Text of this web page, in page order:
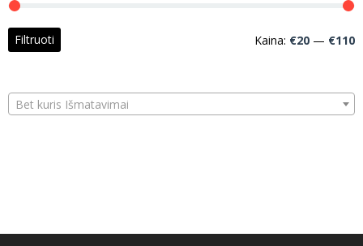
Filtruoti Kaina: €20 — €110
Bet kuris Išmatavimai